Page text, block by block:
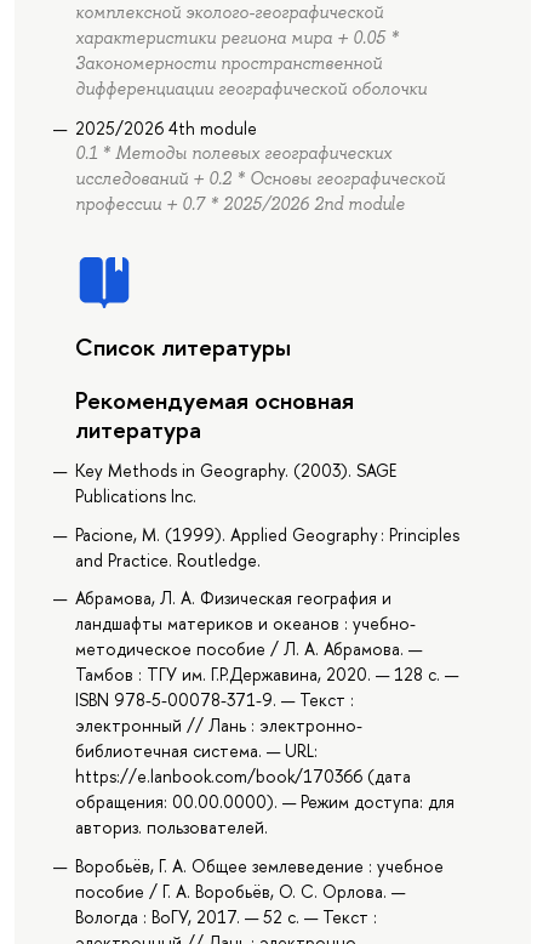
комплексной эколого-географической
характеристики региона мира + 0.05 *
Закономерности пространственной
дифференциации географической оболочки
2025/2026 4th module
0.1 * Методы полевых географических
исследований + 0.2 * Основы географической
профессии + 0.7 * 2025/2026 2nd module
Список литературы
Рекомендуемая основная
литература
Key Methods in Geography. (2003). SAGE
Publications Inc.
Pacione, M. (1999). Applied Geography : Principles
and Practice. Routledge.
Абрамова, Л. А. Физическая география и
ландшафты материков и океанов : учебно-
методическое пособие / Л. А. Абрамова. —
Тамбов : ТГУ им. Г.Р.Державина, 2020. — 128 с. —
ISBN 978-5-00078-371-9. — Текст :
электронный // Лань : электронно-
библиотечная система. — URL:
https://e.lanbook.com/book/170366 (дата
обращения: 00.00.0000). — Режим доступа: для
авториз. пользователей.
Воробьёв, Г. А. Общее землеведение : учебное
пособие / Г. А. Воробьёв, О. С. Орлова. —
Вологда : ВоГУ, 2017. — 52 с. — Текст :